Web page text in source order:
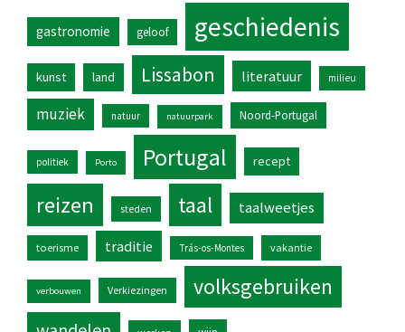
gastronomie geloof geschiedenis
kunst land Lissabon literatuur milieu
muziek natuur natuurpark Noord-Portugal
politiek Porto Portugal recept
reizen steden taal taalweetjes
toerisme traditie Trás-os-Montes vakantie
verbouwen Verkiezingen volksgebruiken